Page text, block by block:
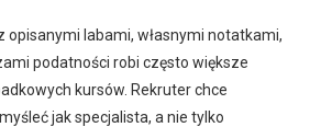
opisanymi labami, własnymi notatkami,
podatności robi często większe
kursów. Rekruter chce
jak specjalista, a nie tylko